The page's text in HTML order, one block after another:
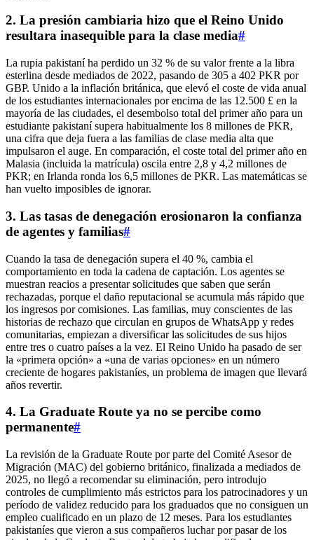
2. La presión cambiaria hizo que el Reino Unido
resultara inasequible para la clase media#
La rupia pakistaní ha perdido un 32 % de su valor frente a la libra
esterlina desde mediados de 2022, pasando de 305 a 402 PKR por
GBP. Unido a la inflación británica, que elevó el coste de vida anual
de los estudiantes internacionales por encima de las 12.500 £ en la
mayoría de las ciudades, el desembolso total del primer año para un
estudiante pakistaní supera habitualmente los 8 millones de PKR,
una cifra que deja fuera a las familias de clase media alta que
impulsaron el auge. En comparación, el coste total del primer año en
Malasia (incluida la matrícula) oscila entre 2,8 y 4,2 millones de
PKR; en Irlanda ronda los 6,5 millones de PKR. Las matemáticas se
han vuelto imposibles de ignorar.
3. Las tasas de denegación erosionaron la confianza
de agentes y familias#
Cuando la tasa de denegación supera el 40 %, cambia el
comportamiento en toda la cadena de captación. Los agentes se
muestran reacios a presentar solicitudes que saben que serán
rechazadas, porque el daño reputacional se acumula más rápido que
los ingresos por comisiones. Las familias, muy conscientes de las
historias de rechazo que circulan en grupos de WhatsApp y redes
comunitarias, empiezan a diversificar las solicitudes de sus hijos
entre tres o cuatro países a la vez. El Reino Unido ha pasado de ser
la «primera opción» a «una de varias opciones» en un número
creciente de hogares pakistaníes, un problema de imagen que llevará
años revertir.
4. La Graduate Route ya no se percibe como
permanente#
La revisión de la Graduate Route por parte del Comité Asesor de
Migración (MAC) del gobierno británico, finalizada a mediados de
2025, no llegó a recomendar su eliminación, pero introdujo
controles de cumplimiento más estrictos para los patrocinadores y un
período de validez reducido para los graduados que no consiguen un
empleo cualificado en un plazo de 12 meses. Para los estudiantes
pakistaníes que vieron a sus compañeros luchar por pasar de los